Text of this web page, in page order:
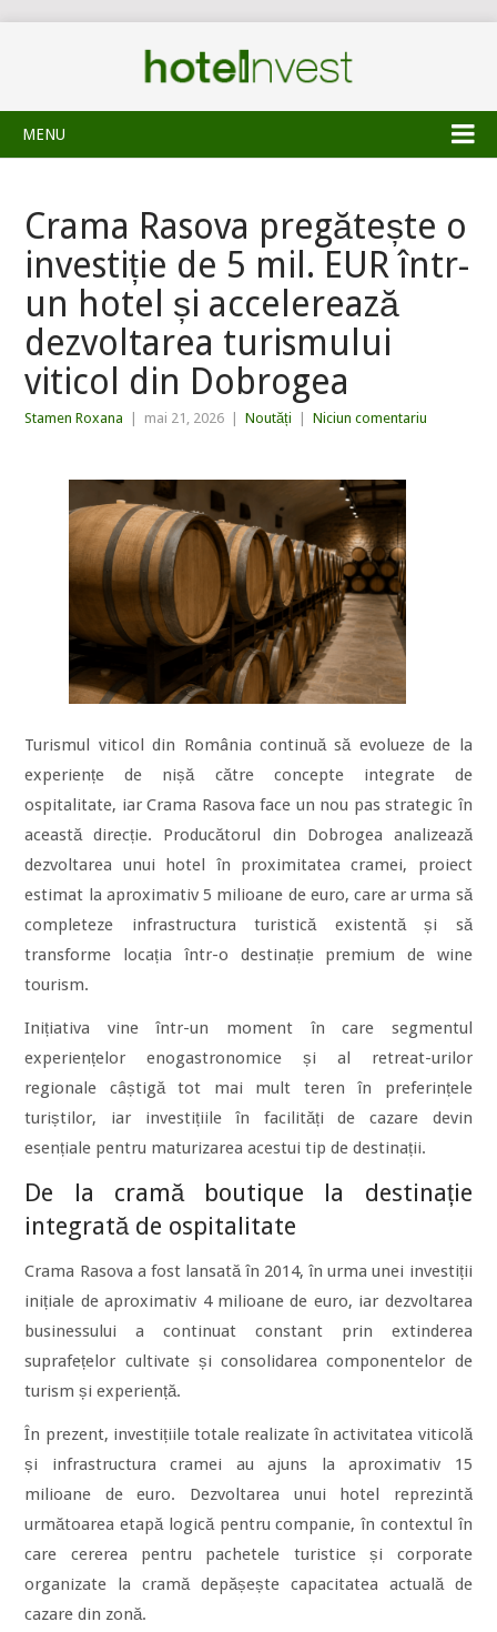
MENU
Crama Rasova pregătește o
investiție de 5 mil. EUR într-
un hotel și accelerează
dezvoltarea turismului
viticol din Dobrogea
Stamen Roxana mai 21, 2026 Noutăți Niciun comentariu
Turismul viticol din România continuă să evolueze de la
experiențe de nișă către concepte integrate de
ospitalitate, iar Crama Rasova face un nou pas strategic în
această direcție. Producătorul din Dobrogea analizează
dezvoltarea unui hotel în proximitatea cramei, proiect
estimat la aproximativ 5 milioane de euro, care ar urma să
completeze infrastructura turistică existentă și să
transforme locația într-o destinație premium de wine
tourism.
Inițiativa vine într-un moment în care segmentul
experiențelor enogastronomice și al retreat-urilor
regionale câștigă tot mai mult teren în preferințele
turiștilor, iar investițiile în facilități de cazare devin
esențiale pentru maturizarea acestui tip de destinații.
De la cramă boutique la destinație
integrată de ospitalitate
Crama Rasova a fost lansată în 2014, în urma unei investiții
inițiale de aproximativ 4 milioane de euro, iar dezvoltarea
businessului a continuat constant prin extinderea
suprafețelor cultivate și consolidarea componentelor de
turism și experiență.
În prezent, investițiile totale realizate în activitatea viticolă
și infrastructura cramei au ajuns la aproximativ 15
milioane de euro. Dezvoltarea unui hotel reprezintă
următoarea etapă logică pentru companie, în contextul în
care cererea pentru pachetele turistice și corporate
organizate la cramă depășește capacitatea actuală de
cazare din zonă.